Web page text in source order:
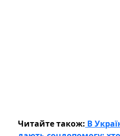
Читайте також: В